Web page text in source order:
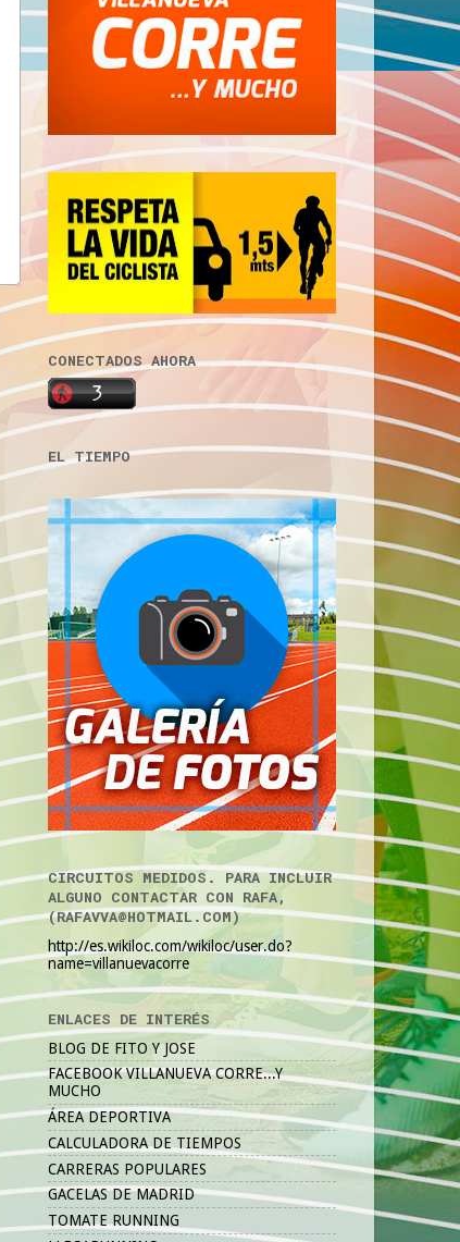
CONECTADOS AHORA
EL TIEMPO
CIRCUITOS MEDIDOS. PARA INCLUIR
ALGUNO CONTACTAR CON RAFA,
(RAFAVVA@HOTMAIL.COM)
http://es.wikiloc.com/wikiloc/user.do?
name=villanuevacorre
ENLACES DE INTERÉS
BLOG DE FITO Y JOSE
FACEBOOK VILLANUEVA CORRE...Y
MUCHO
ÁREA DEPORTIVA
CALCULADORA DE TIEMPOS
CARRERAS POPULARES
GACELAS DE MADRID
TOMATE RUNNING